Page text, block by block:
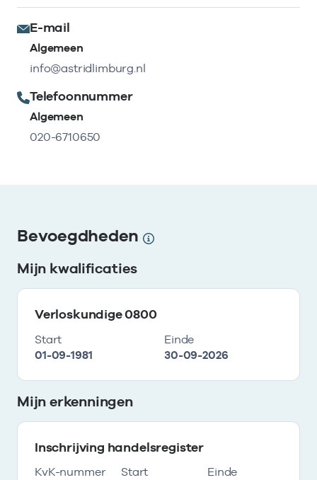
E-mail
Algemeen
info@astridlimburg.nl
Telefoonnummer
Algemeen
020-6710650
Bevoegdheden
Mijn kwalificaties
Verloskundige 0800
Start
01-09-1981
Einde
30-09-2026
Mijn erkenningen
Inschrijving handelsregister
KvK-nummer
Start
Einde